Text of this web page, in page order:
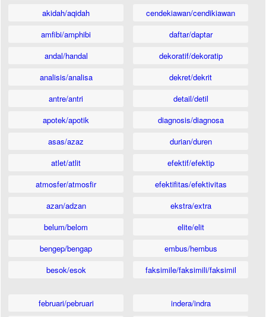
akidah/aqidah
amfibi/amphibi
andal/handal
analisis/analisa
antre/antri
apotek/apotik
asas/azaz
atlet/atlit
atmosfer/atmosfir
azan/adzan
belum/belom
bengep/bengap
besok/esok
cendekiawan/cendikiawan
daftar/daptar
dekoratif/dekoratip
dekret/dekrit
detail/detil
diagnosis/diagnosa
durian/duren
efektif/efektip
efektifitas/efektivitas
ekstra/extra
elite/elit
embus/hembus
faksimile/faksimili/faksimil
februari/pebruari
indera/indra